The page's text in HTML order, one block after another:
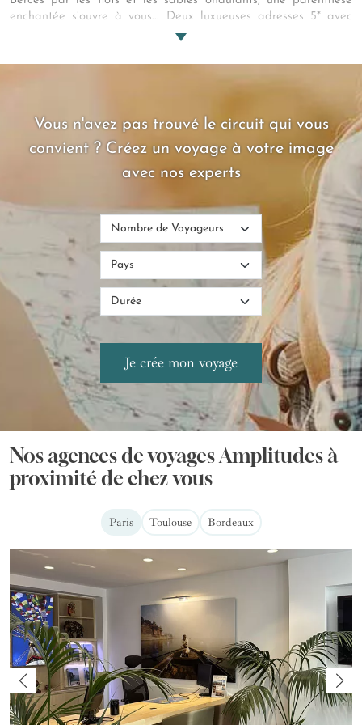
enchantée s’ouvre à vous... Deux luxueuses adresses 5* avec
pour toile de fond une nature enivrante, éblouissante. Venez
onirique au cœur d’une nature méconnue.
Vous n'avez pas trouvé le circuit qui vous
convient ? Créez un voyage à votre image
avec nos experts
Nos agences de voyages Amplitudes à
proximité de chez vous
Paris Toulouse Bordeaux